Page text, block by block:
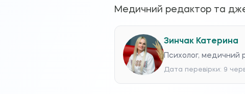
Медичний редактор та
Зинчак Катерина
Психолог, медичний
Дата перевірки: 9